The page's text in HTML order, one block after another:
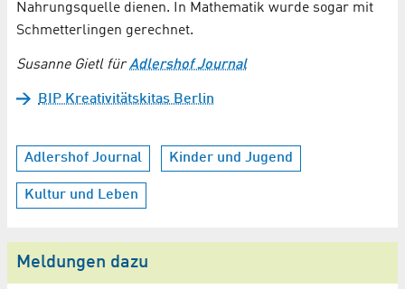
Nahrungsquelle dienen. In Mathematik wurde sogar mit
Schmetterlingen gerechnet.
Susanne Gietl fürAdlershof Journal
BIP Kreativitätskitas Berlin
Adlershof Journal Kinder und Jugend
Kultur und Leben
Meldungen dazu